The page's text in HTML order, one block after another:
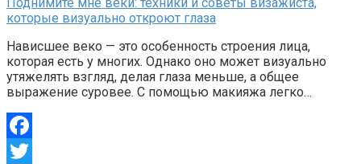
которые визуально откроют глаза
Нависшее веко — это особенность строения лица,
которая есть у многих. Однако оно может визуально
утяжелять взгляд, делая глаза меньше, а общее
выражение суровее. С помощью макияжа легко…
Facebook